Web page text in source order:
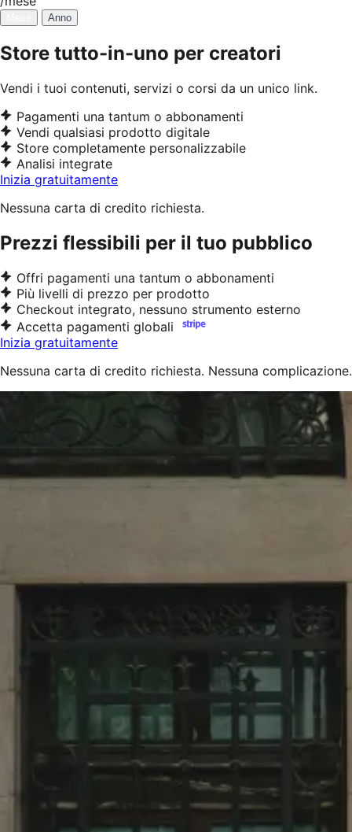
Anno
Store tutto-in-uno per creatori
Vendi i tuoi contenuti, servizi o corsi da un unico link.
Pagamenti una tantum o abbonamenti
Vendi qualsiasi prodotto digitale
Store completamente personalizzabile
Analisi integrate
Inizia gratuitamente
Nessuna carta di credito richiesta.
Prezzi flessibili per il tuo pubblico
Offri pagamenti una tantum o abbonamenti
Più livelli di prezzo per prodotto
Checkout integrato, nessuno strumento esterno
Accetta pagamenti globali
Inizia gratuitamente
Nessuna carta di credito richiesta. Nessuna complicazione.